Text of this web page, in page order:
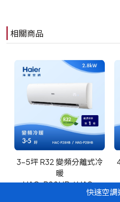
相關商品
3-5坪 R32 變頻分離式冷
暖
HAC-P28HB / HAS-
快速空調